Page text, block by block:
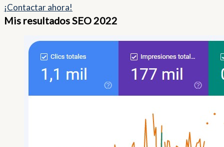
¡Contactar ahora!
Mis resultados SEO 2022